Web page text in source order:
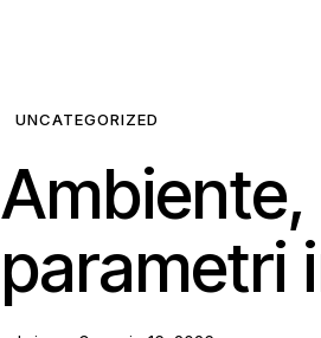
UNCATEGORIZED
parametri